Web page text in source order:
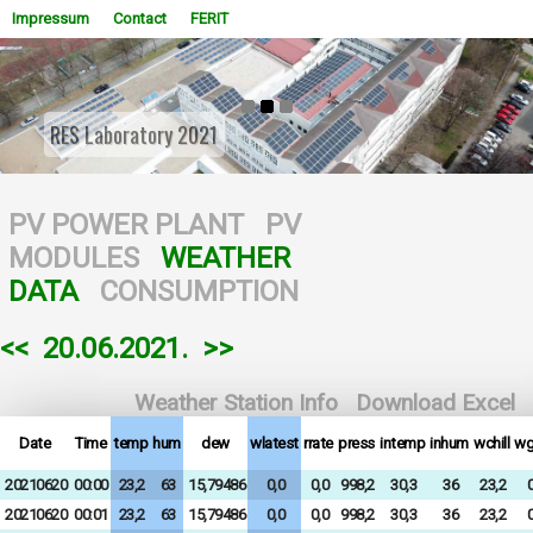
Impressum Contact FERIT
WOWSlider.com
RES Laboratory 2021
PV POWER PLANT
PV
MODULES
WEATHER
DATA
CONSUMPTION
<< 20.06.2021. >>
Download Excel
Weather Station Info
Date Time temp hum dew wlatest rrate press intemp inhum wchill
20210620 00:00 23,2 63 15,79486 0,0 0,0 998,2 30,3 36 23,2
20210620 00:01 23,2 63 15,79486 0,0 0,0 998,2 30,3 36 23,2